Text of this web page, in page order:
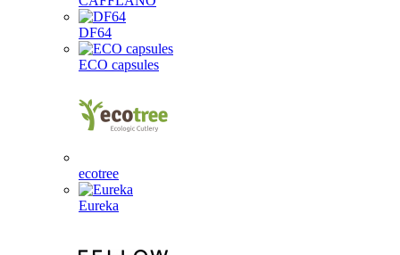
DF64
ECO capsules
ecotree
Eureka